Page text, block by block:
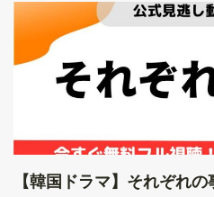
【韓国ドラマ】それぞれ